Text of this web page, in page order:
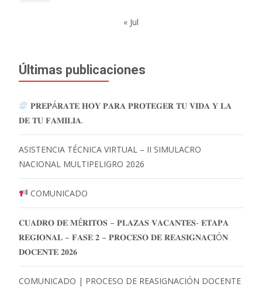
« Jul
Últimas publicaciones
𝐏𝐑𝐄𝐏Á𝐑𝐀𝐓𝐄 𝐇𝐎𝐘 𝐏𝐀𝐑𝐀 𝐏𝐑𝐎𝐓𝐄𝐆𝐄𝐑 𝐓𝐔 𝐕𝐈𝐃𝐀 𝐘 𝐋𝐀
𝐃𝐄 𝐓𝐔 𝐅𝐀𝐌𝐈𝐋𝐈𝐀.
ASISTENCIA TÉCNICA VIRTUAL – II SIMULACRO
NACIONAL MULTIPELIGRO 2026
COMUNICADO
𝐂𝐔𝐀𝐃𝐑𝐎 𝐃𝐄 𝐌É𝐑𝐈𝐓𝐎𝐒 – 𝐏𝐋𝐀𝐙𝐀𝐒 𝐕𝐀𝐂𝐀𝐍𝐓𝐄𝐒- 𝐄𝐓𝐀𝐏𝐀
𝐑𝐄𝐆𝐈𝐎𝐍𝐀𝐋 – 𝐅𝐀𝐒𝐄 𝟐 – 𝐏𝐑𝐎𝐂𝐄𝐒𝐎 𝐃𝐄 𝐑𝐄𝐀𝐒𝐈𝐆𝐍𝐀𝐂𝐈Ó𝐍
𝐃𝐎𝐂𝐄𝐍𝐓𝐄 𝟐𝟎𝟐𝟔
COMUNICADO | PROCESO DE REASIGNACIÓN DOCENTE